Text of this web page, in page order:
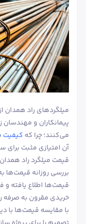
میلگردهای راد همدان
پیمانکاران و
می‌کنند؛ چرا که کیفیت
آن امتیازی مثبت برای
قیمت میلگرد راد
بررسی روزانه قیمت‌ها
قیمت‌ها اطلاع یافته و
خریدی مقرون به صرفه
با مقایسه قیمت‌ها با